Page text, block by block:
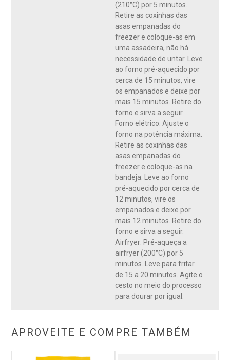
(210°C) por 5 minutos.
Retire as coxinhas das
asas empanadas do
freezer e coloque-as em
uma assadeira, não há
necessidade de untar. Leve
ao forno pré-aquecido por
cerca de 15 minutos, vire
os empanados e deixe por
mais 15 minutos. Retire do
forno e sirva a seguir.
Forno elétrico: Ajuste o
forno na potência máxima.
Retire as coxinhas das
asas empanadas do
freezer e coloque-as na
bandeja. Leve ao forno
pré-aquecido por cerca de
12 minutos, vire os
empanados e deixe por
mais 12 minutos. Retire do
forno e sirva a seguir.
Airfryer: Pré-aqueça a
airfryer (200°C) por 5
minutos. Leve para fritar
de 15 a 20 minutos. Agite o
cesto no meio do processo
para dourar por igual.
APROVEITE E COMPRE TAMBÉM